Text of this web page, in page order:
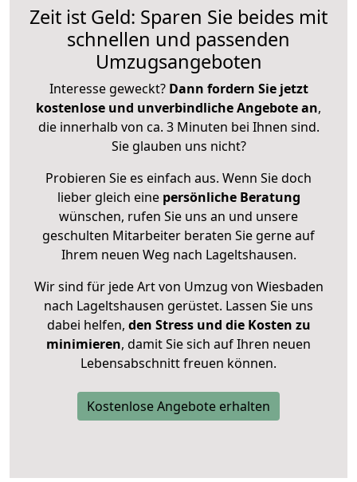
Zeit ist Geld: Sparen Sie beides mit
schnellen und passenden
Umzugsangeboten
Interesse geweckt? Dann fordern Sie jetzt
kostenlose und unverbindliche Angebote an,
die innerhalb von ca. 3 Minuten bei Ihnen sind.
Sie glauben uns nicht?
Probieren Sie es einfach aus. Wenn Sie doch
lieber gleich eine persönliche Beratung
wünschen, rufen Sie uns an und unsere
geschulten Mitarbeiter beraten Sie gerne auf
Ihrem neuen Weg nach Lageltshausen.
Wir sind für jede Art von Umzug von Wiesbaden
nach Lageltshausen gerüstet. Lassen Sie uns
dabei helfen, den Stress und die Kosten zu
minimieren, damit Sie sich auf Ihren neuen
Lebensabschnitt freuen können.
Kostenlose Angebote erhalten